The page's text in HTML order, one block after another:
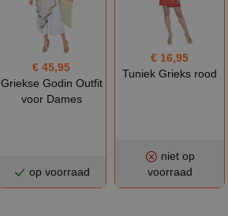
€ 45,95
Griekse Godin Outfit
voor Dames
op voorraad
€ 16,95
Tuniek Grieks rood
niet op
voorraad